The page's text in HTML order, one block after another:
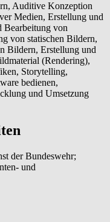
Auditive Konzeption
Medien, Erstellung und
Bearbeitung von
von statischen Bildern,
Bildern, Erstellung und
(Rendering),
Storytelling,
bedienen,
und Umsetzung
der Bundeswehr;
und